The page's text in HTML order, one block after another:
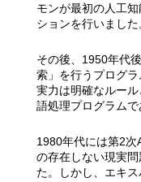
モンが最初の人工
ションを行いました
その後、1950年代
索」を行うプログ
実力は明確なルー
語処理プログラム
1980年代には第2
の存在しない現実
た。しかし、エキ